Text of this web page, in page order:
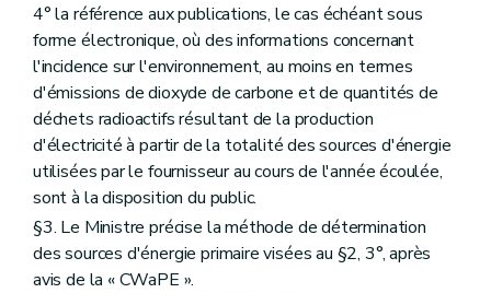
4° la référence aux publications, le cas échéant sous
forme électronique, où des informations concernant
l'incidence sur l'environnement, au moins en termes
d'émissions de dioxyde de carbone et de quantités de
déchets radioactifs résultant de la production
d'électricité à partir de la totalité des sources d'énergie
utilisées par le fournisseur au cours de l'année écoulée,
sont à la disposition du public.
§3. Le Ministre précise la méthode de détermination
des sources d'énergie primaire visées au §2, 3°, après
avis de la « CWaPE ».